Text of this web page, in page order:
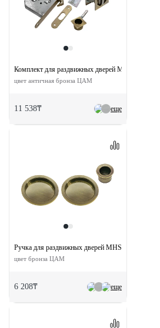
еще
Комплект для раздвижных дверей MHS-2 WC AB
цвет античная бронза ЦАМ
11 538₸
еще
Ручка для раздвижных дверей MHS-1 AB
цвет бронза ЦАМ
6 208₸